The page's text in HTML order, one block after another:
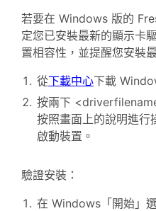
若要在 Windows 版的
定您已安裝最新的顯示卡
置相容性，並提醒您安裝
從下載中心下載
按兩下
按照畫面上的說明進行
啟動裝置。
驗證安裝：
在 Windows「開始」